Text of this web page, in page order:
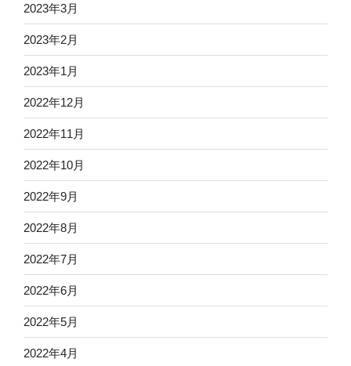
2023年3月
2023年2月
2023年1月
2022年12月
2022年11月
2022年10月
2022年9月
2022年8月
2022年7月
2022年6月
2022年5月
2022年4月